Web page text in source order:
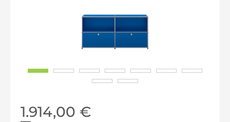
1.914,00 €